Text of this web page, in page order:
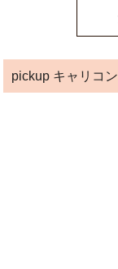
pickup キャリコン